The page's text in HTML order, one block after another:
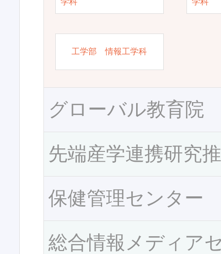
工学部 情報工学科
グローバル教育院
先端産学連携研究
保健管理センター
総合情報メディア